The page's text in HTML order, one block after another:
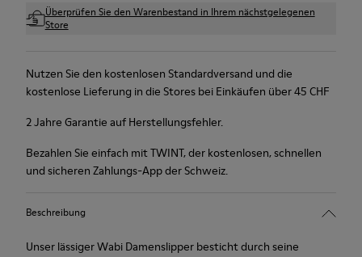
Überprüfen Sie den Warenbestand in Ihrem nächstgelegenen
Store
Nutzen Sie den kostenlosen Standardversand und die
kostenlose Lieferung in die Stores bei Einkäufen über 45 CHF
2 Jahre Garantie auf Herstellungsfehler.
Bezahlen Sie einfach mit TWINT, der kostenlosen, schnellen
und sicheren Zahlungs-App der Schweiz.
Beschreibung
Unser lässiger Wabi Damenslipper besticht durch seine